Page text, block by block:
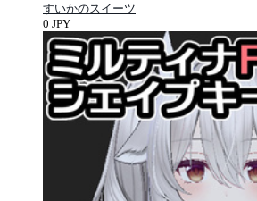
すいかのスイーツ
0 JPY